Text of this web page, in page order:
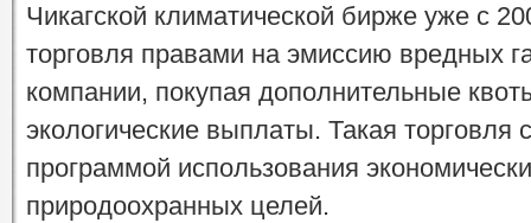
Чикагской климатической бирже уже с
торговля правами на эмиссию вредных
компании, покупая дополнительные
экологические выплаты. Такая торговля
программой использования
природоохранных целей.